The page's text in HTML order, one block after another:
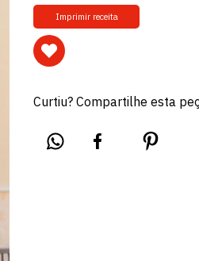
Imprimir receita
Curtiu? Compartilhe esta